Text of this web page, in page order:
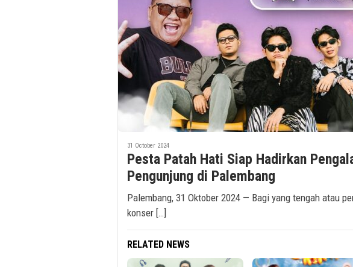
31 October 2024
Pesta Patah Hati Siap Hadirkan
Pengunjung di Palembang
Palembang, 31 Oktober 2024 — Bagi yang tengah atau
konser […]
RELATED NEWS